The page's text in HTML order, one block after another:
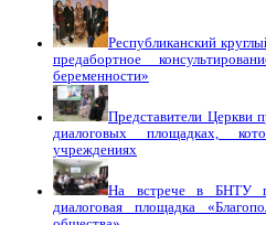
Республиканский
предабортное
беременности»
Представители Церкви
диалоговых площадках,
учреждениях
На встрече в БНТУ
диалоговая площадка